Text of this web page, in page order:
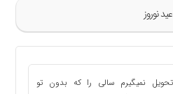
نوروز
تحویل نمیگیرم سالی را که بدون تو